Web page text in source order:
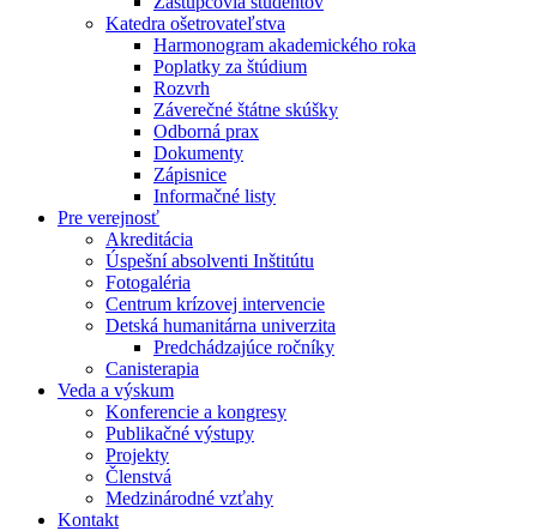
Katedra ošetrovateľstva
Harmonogram akademického roka
Poplatky za štúdium
Rozvrh
Záverečné štátne skúšky
Odborná prax
Dokumenty
Zápisnice
Informačné listy
Pre verejnosť
Akreditácia
Úspešní absolventi Inštitútu
Fotogaléria
Centrum krízovej intervencie
Detská humanitárna univerzita
Predchádzajúce ročníky
Canisterapia
Veda a výskum
Konferencie a kongresy
Publikačné výstupy
Projekty
Členstvá
Medzinárodné vzťahy
Kontakt